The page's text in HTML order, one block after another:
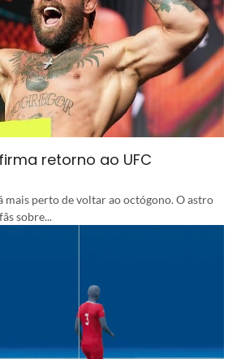
retorno ao UFC
mais perto de voltar ao octógono. O astro
sobre...